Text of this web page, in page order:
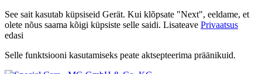
See sait kasutab küpsiseid Gerät. Kui klõpsate "Next", eeldame, et
olete nõus saama kõigi küpsiste selle saidi. Lisateave Privaatsus
edasi
Selle funktsiooni kasutamiseks peate aktsepteerima präänikuid.